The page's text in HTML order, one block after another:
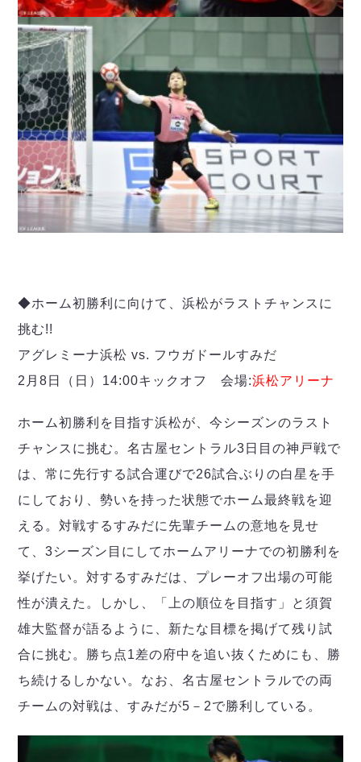
◆ホーム初勝利に向けて、浜松がラストチャンスに
挑む!!
アグレミーナ浜松 vs. フウガドールすみだ
2月8日（日）14:00キックオフ 会場:浜松アリーナ
ホーム初勝利を目指す浜松が、今シーズンのラスト
チャンスに挑む。名古屋セントラル3日目の神戸戦で
は、常に先行する試合運びで26試合ぶりの白星を手
にしており、勢いを持った状態でホーム最終戦を迎
える。対戦するすみだに先輩チームの意地を見せ
て、3シーズン目にしてホームアリーナでの初勝利を
挙げたい。対するすみだは、プレーオフ出場の可能
性が潰えた。しかし、「上の順位を目指す」と須賀
雄大監督が語るように、新たな目標を掲げて残り試
合に挑む。勝ち点1差の府中を追い抜くためにも、勝
ち続けるしかない。なお、名古屋セントラルでの両
チームの対戦は、すみだが5－2で勝利している。